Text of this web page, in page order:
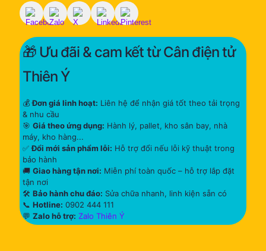
🎁 Ưu đãi & cam kết từ Cân điện tử
Thiên Ý
💰Đơn giá linh hoạt: Liên hệ để nhận giá tốt theo tải trọng
& nhu cầu
🎯 Giá theo ứng dụng: Hành lý, pallet, kho sân bay, nhà
máy, kho hàng...
✅Đổi mới sản phẩm lỗi: Hỗ trợ đổi nếu lỗi kỹ thuật trong
bảo hành
🚚 Giao hàng tận nơi: Miễn phí toàn quốc – hỗ trợ lắp đặt
tận nơi
🛠 Bảo hành chu đáo: Sửa chữa nhanh, linh kiện sẵn có
📞 Hotline: 0902 444 111
💬 Zalo hỗ trợ: Zalo Thiên Ý